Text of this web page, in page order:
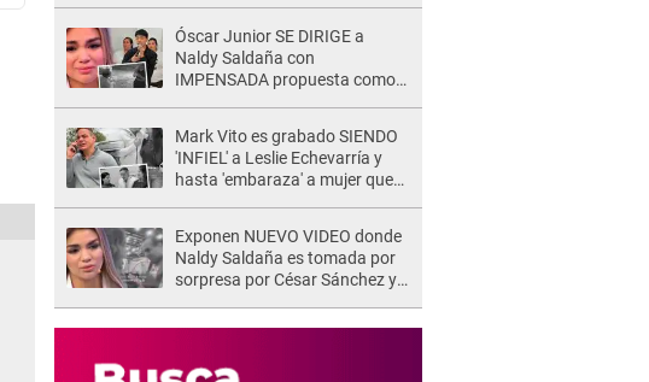
Óscar Junior SE DIRIGE a
Naldy Saldaña con
IMPENSADA propuesta como
Mark Vito es grabado SIENDO
'INFIEL' a Leslie Echevarría y
hasta 'embaraza' a mujer que
Exponen NUEVO VIDEO donde
Naldy Saldaña es tomada por
sorpresa por César Sánchez y